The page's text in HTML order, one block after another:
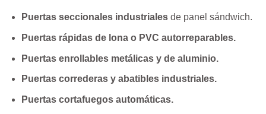
Puertas seccionales industrialesde panel sándwich.
Puertas rápidas de lona o PVC autorreparables.
Puertas enrollables metálicas y de aluminio.
Puertas correderas y abatibles industriales.
Puertas cortafuegos automáticas.